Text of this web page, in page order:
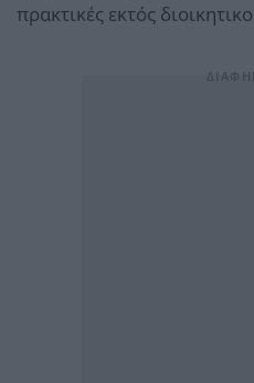
πρακτικές εκτός